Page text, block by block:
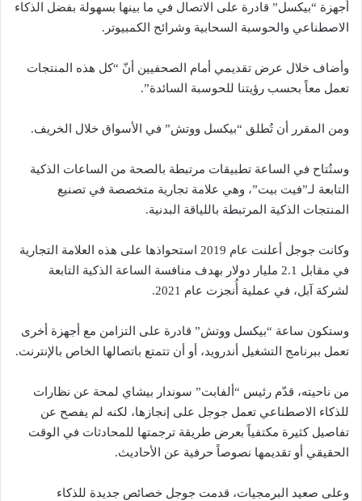
أجهزة “بيكسل” قادرة على الاتصال في ما بينها بسهولة بفضل الذكاء
الاصطناعي والحوسبة السحابية وشرائح الكمبيوتر.
وأضاف خلال عرض تقديمي أمام الصحفيين أنّ “كل هذه المنتجات
تعمل معاً بحسب رؤيتنا للحوسبة السائدة”.
ومن المقرر أن تُطلق “بيكسل ووتش” في الأسواق خلال الخريف.
وستُتاح في الساعة تطبيقات مرتبطة بالصحة من الساعات الذكية
التابعة لـ”فيت بيت”، وهي علامة تجارية متخصصة في تصنيع
المنتجات الذكية المرتبطة باللياقة البدنية.
وكانت جوجل أعلنت عام 2019 استحواذها على هذه العلامة التجارية
في مقابل 2.1 مليار دولار بهدف منافسة الساعة الذكية التابعة
لشركة آبل، في عملية أُنجزت عام 2021.
وستكون ساعة “بيكسل ووتش” قادرة على التزامن مع أجهزة أخرى
تعمل ببرنامج التشغيل أندرويد، أو أن تتمتع باتصالها الخاص بالإنترنت.
من ناحيته، قدّم رئيس “ألفابت” سوندار بيشاي لمحة عن نظارات
للذكاء الاصطناعي تعمل جوجل على إنجازها، لكنه لم يفصح عن
تفاصيل كثيرة مكتفياً بعرض طريقة ترجمتها للمحادثات في الوقت
الحقيقي أو تقديمها نصوصاً حرفية عن الأحاديث.
وعلى صعيد البرمجيات، قدمت جوجل خصائص جديدة للذكاء